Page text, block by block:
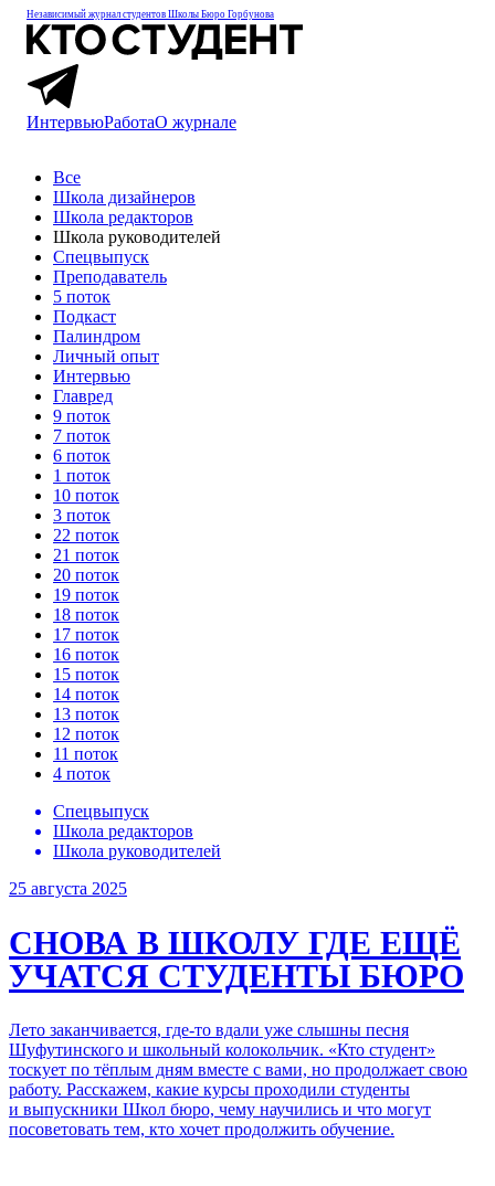
Независимый журнал студентов Школы Бюро Горбунова
ИнтервьюРаботаО журнале
Все
Школа дизайнеров
Школа редакторов
Школа руководителей
Спецвыпуск
Преподаватель
5 поток
Подкаст
Палиндром
Личный опыт
Интервью
Главред
9 поток
7 поток
6 поток
1 поток
10 поток
3 поток
22 поток
21 поток
20 поток
19 поток
18 поток
17 поток
16 поток
15 поток
14 поток
13 поток
12 поток
11 поток
4 поток
Спецвыпуск
Школа редакторов
Школа руководителей
25 августа 2025
СНОВА В ШКОЛУ ГДЕ ЕЩЁ
УЧАТСЯ СТУДЕНТЫ БЮРО
Лето заканчивается, где-то вдали уже слышны песня
Шуфутинского и школьный колокольчик. «Кто студент»
тоскует по тёплым дням вместе с вами, но продолжает свою
работу. Расскажем, какие курсы проходили студенты
и выпускники Школ бюро, чему научились и что могут
посоветовать тем, кто хочет продолжить обучение.